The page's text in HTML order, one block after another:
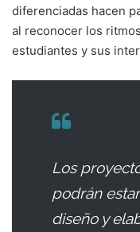
diferenciadas hacen
al reconocer los
estudiantes y sus
Los
podrán
diseño y